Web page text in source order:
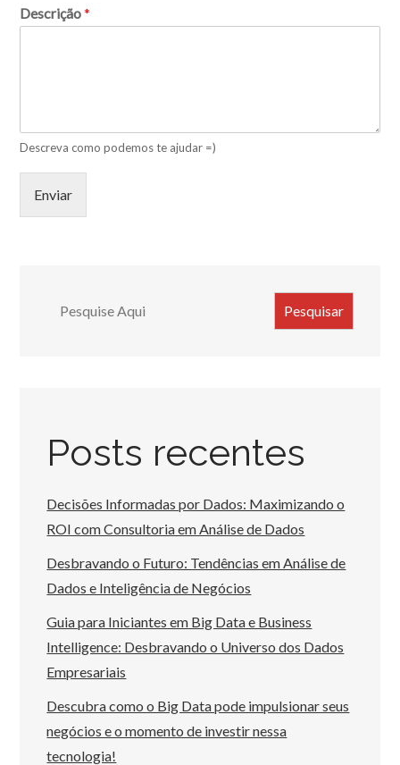
Descrição*
Descreva como podemos te ajudar =)
Enviar
Search Pesquisar
Posts recentes
Decisões Informadas por Dados: Maximizando o
ROI com Consultoria em Análise de Dados
Desbravando o Futuro: Tendências em Análise de
Dados e Inteligência de Negócios
Guia para Iniciantes em Big Data e Business
Intelligence: Desbravando o Universo dos Dados
Empresariais
Descubra como o Big Data pode impulsionar seus
negócios e o momento de investir nessa
tecnologia!